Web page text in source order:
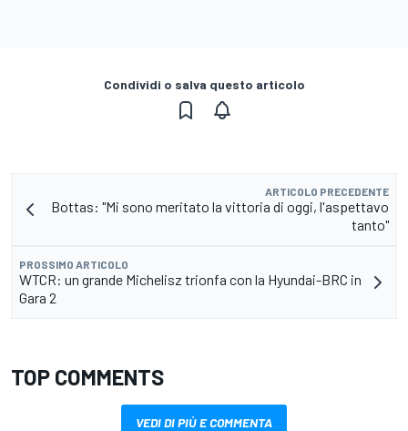
Condividi o salva questo articolo
ARTICOLO PRECEDENTE
Bottas: "Mi sono meritato la vittoria di oggi, l'aspettavo
tanto"
PROSSIMO ARTICOLO
WTCR: un grande Michelisz trionfa con la Hyundai-BRC in
Gara 2
TOP COMMENTS
VEDI DI PIÙ E COMMENTA